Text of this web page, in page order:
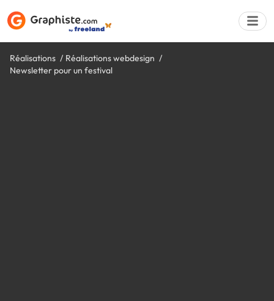
Réalisations
Réalisations webdesign
Newsletter pour un festival